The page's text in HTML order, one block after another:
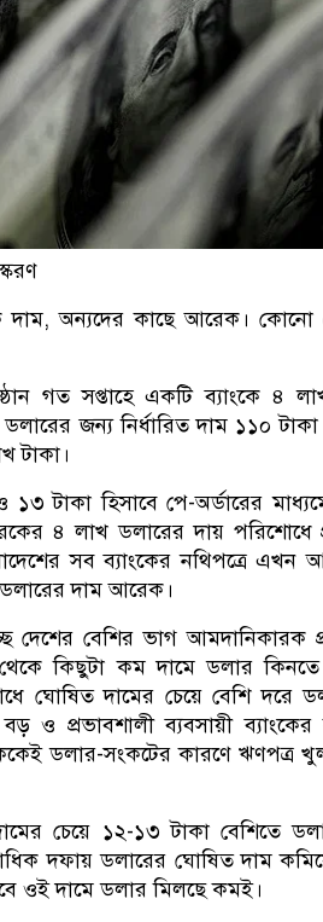
দাম, অন্যদের কাছে আরেক। কোনো
গত সপ্তাহে একটি ব্যাংকে ৪
জন্য নির্ধারিত দাম ১১০ টাকা
টাকা।
টাকা হিসাবে পে-অর্ডারের
৪ লাখ ডলারের দায় পরিশোধে
সব ব্যাংকের নথিপত্রে এখন
ডলারের দাম আরেক।
দেশের বেশির ভাগ আমদানিকারক
থেকে কিছুটা কম দামে ডলার
ঘোষিত দামের চেয়ে বেশি দরে
ও প্রভাবশালী ব্যবসায়ী
ডলার-সংকটের কারণে ঋণপত্র
চেয়ে ১২-১৩ টাকা বেশিতে
দফায় ডলারের ঘোষিত দাম
ওই দামে ডলার মিলছে কমই।